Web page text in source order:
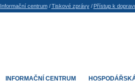
INFORMAČNÍ CENTRUM
Informační centrum/ Tiskové zprávy/ Přístup k